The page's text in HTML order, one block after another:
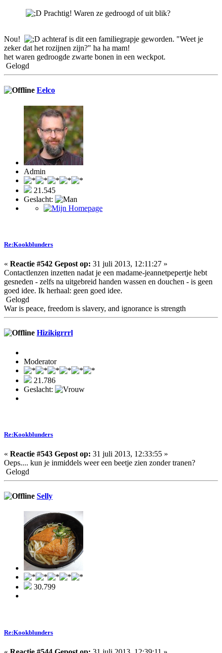
Prachtig! Waren ze gedroogd of uit blik?
Nou!
achteraf is dit een familiegrapje geworden. "Weet je
zeker dat het rozijnen zijn?" ha ha mam!
het waren gedroogde zwarte bonen in een weckpot.
Gelogd
Eelco
Admin
21.545
Geslacht:
Re:Kookblunders
« Reactie #542 Gepost op: 31 juli 2013, 12:11:27 »
Contactlenzen inzetten nadat je een madame-jeannetpepertje hebt
gesneden - zelfs na uitgebreid handen wassen en douchen - is geen
goed idee. Ik herhaal: geen goed idee.
Gelogd
War is peace, freedom is slavery, and ignorance is strength
Hizikigrrrl
Moderator
21.786
Geslacht:
Re:Kookblunders
« Reactie #543 Gepost op: 31 juli 2013, 12:33:55 »
Oeps.... kun je inmiddels weer een beetje zien zonder tranen?
Gelogd
Selly
30.799
Re:Kookblunders